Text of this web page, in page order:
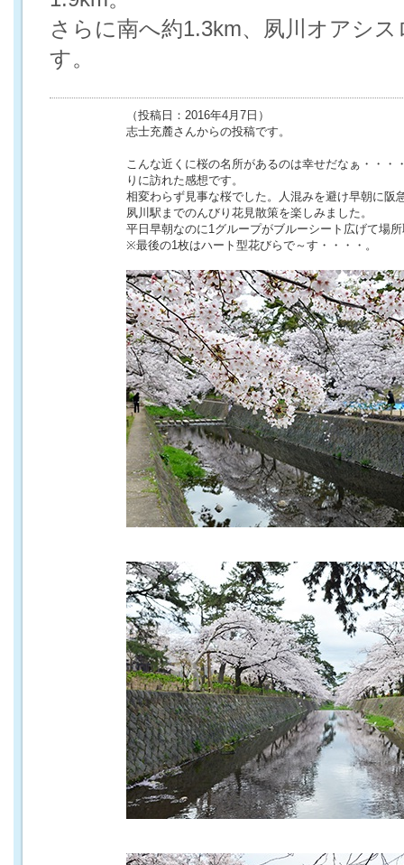
さらに南へ約1.3km、夙川オアシ
す。
（投稿日：2016年4月7日）
志士充麓さんからの投稿です。
こんな近くに桜の名所があるのは幸せだなぁ・・・
りに訪れた感想です。
相変わらず見事な桜でした。人混みを避け早朝に阪
夙川駅までのんびり花見散策を楽しみました。
平日早朝なのに1グループがブルーシート広げて場
※最後の1枚はハート型花びらで～す・・・・。